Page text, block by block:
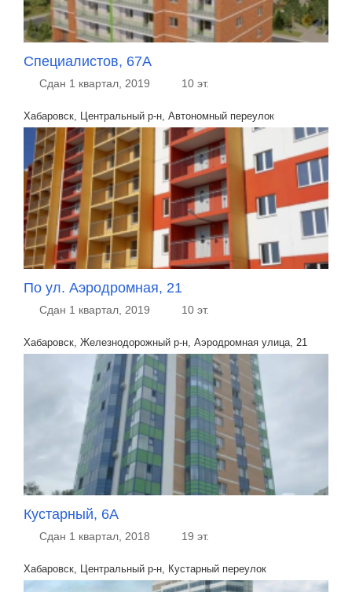
Специалистов, 67А
Сдан 1 квартал, 2019 10 эт.
Хабаровск, Центральный р-н, Автономный переулок
По ул. Аэродромная, 21
Сдан 1 квартал, 2019 10 эт.
Хабаровск, Железнодорожный р-н, Аэродромная улица, 21
Кустарный, 6А
Сдан 1 квартал, 2018 19 эт.
Хабаровск, Центральный р-н, Кустарный переулок